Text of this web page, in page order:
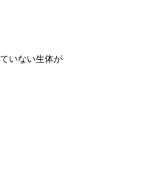
いない生体が